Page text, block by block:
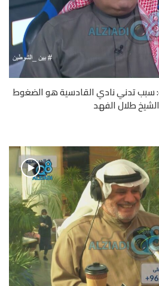
سبب تدني نادي القادسية هو الضغوط
طلال الفهد